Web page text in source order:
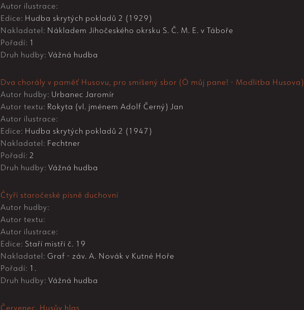
Autor ilustrace:
Edice: Hudba skrytých pokladů 2 (1929)
Nakladatel: Nákladem Jihočeského okrsku S. Č. M. E. v Táboře
Pořadí: 1
Druh hudby: Vážná hudba
Dva chorály v paměť Husovu, pro smíšený sbor (Ó můj pane! - Modlitba Husova)
Autor hudby: Urbanec Jaromír
Autor textu: Rokyta (vl. jménem Adolf Černý) Jan
Autor ilustrace:
Edice: Hudba skrytých pokladů 2 (1947)
Nakladatel: Fechtner
Pořadí: 2
Druh hudby: Vážná hudba
Čtyři staročeské písně duchovní
Autor hudby:
Autor textu:
Autor ilustrace:
Edice: Staří mistři č. 19
Nakladatel: Graf - záv. A. Novák v Kutné Hoře
Pořadí: 1.
Druh hudby: Vážná hudba
Červenec. Husův hlas